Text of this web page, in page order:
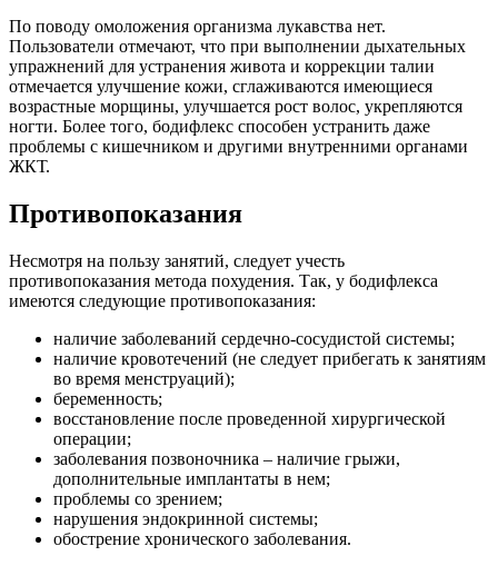
По поводу омоложения организма лукавства нет.
Пользователи отмечают, что при выполнении дыхательных
упражнений для устранения живота и коррекции талии
отмечается улучшение кожи, сглаживаются имеющиеся
возрастные морщины, улучшается рост волос, укрепляются
ногти. Более того, бодифлекс способен устранить даже
проблемы с кишечником и другими внутренними органами
ЖКТ.
Противопоказания
Несмотря на пользу занятий, следует учесть
противопоказания метода похудения. Так, у бодифлекса
имеются следующие противопоказания:
наличие заболеваний сердечно-сосудистой системы;
наличие кровотечений (не следует прибегать к занятиям
во время менструаций);
беременность;
восстановление после проведенной хирургической
операции;
заболевания позвоночника – наличие грыжи,
дополнительные имплантаты в нем;
проблемы со зрением;
нарушения эндокринной системы;
обострение хронического заболевания.